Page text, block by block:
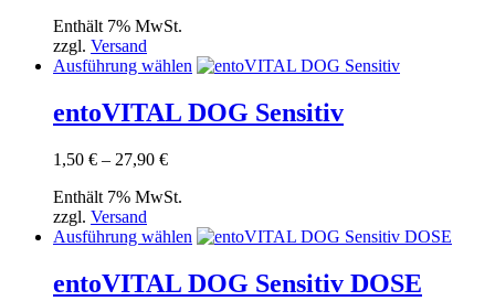
können
auf
Produktseite
gewählt
bis
Enthält 7% MwSt.
zzgl. Versand
Ausführung wählen Dieses
weist
mehrere
können
auf
Produktseite
entoVITAL DOG Sensitiv
1,50 € – 27,90 €Preisspanne:
bis
Enthält 7% MwSt.
zzgl. Versand
Ausführung wählen Dieses
weist
mehrere
entoVITAL DOG Sensitiv DOSE